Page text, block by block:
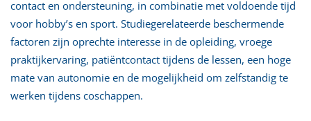
contact en ondersteuning, in combinatie met voldoende tijd
voor hobby’s en sport. Studiegerelateerde beschermende
factoren zijn oprechte interesse in de opleiding, vroege
praktijkervaring, patiëntcontact tijdens de lessen, een hoge
mate van autonomie en de mogelijkheid om zelfstandig te
werken tijdens coschappen.